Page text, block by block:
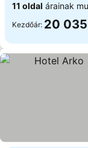
11 oldal árainak
Kezdőár: 20